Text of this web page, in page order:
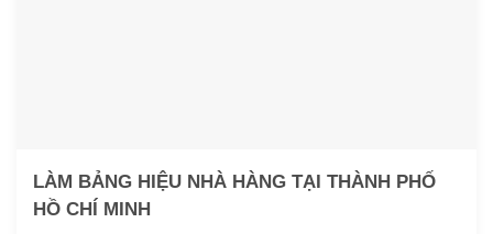
LÀM BẢNG HIỆU NHÀ HÀNG TẠI THÀNH PHỐ
HỒ CHÍ MINH